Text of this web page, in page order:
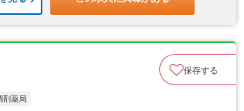
保存する
剤薬局